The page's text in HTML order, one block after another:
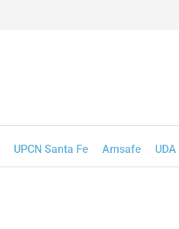
UPCN Santa Fe Amsafe UDA